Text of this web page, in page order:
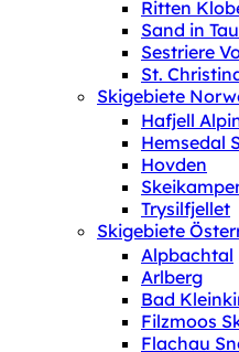
Ritten
Sand in
Sestriere
St.
Skigebiete
Hafjell
Hemsedal
Hovden
Trysilfjellet
Skigebiete
Alpbachtal
Arlberg
Bad
Filzmoos
Flachau